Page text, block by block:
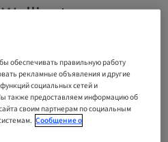
СЕЙЧАС
обеспечивать правильную работу
рекламные объявления и другие
социальных сетей и
также предоставляем информацию об
своим партнерам по социальным
Сообщение о